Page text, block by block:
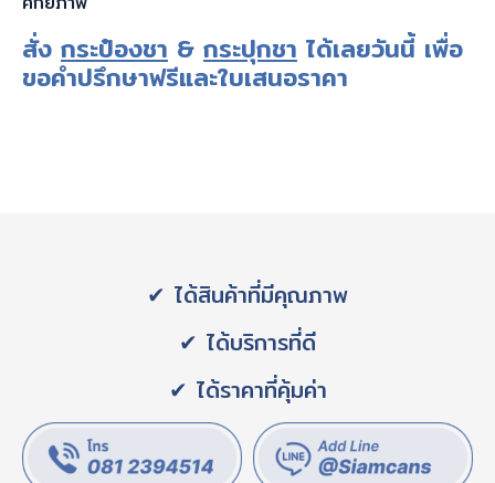
สั่ง กระป๋องชา & กระปุกชา ได้เลยวันนี้ เพื่อ
ขอคำปรึกษาฟรีและใบเสนอราคา
✔ ได้สินค้าที่มีคุณภาพ
✔ ได้บริการที่ดี
✔ ได้ราคาที่คุ้มค่า